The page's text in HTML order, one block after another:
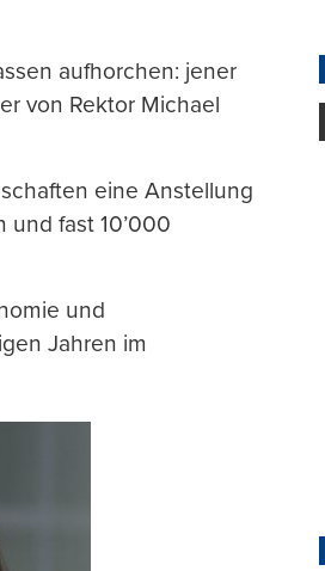
aufhorchen: jener
von Rektor Michael
eine Anstellung
und fast 10’000
und
Jahren im